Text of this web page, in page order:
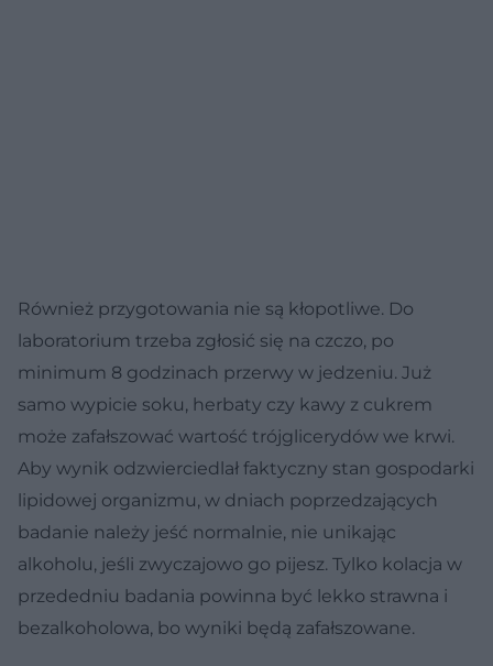
Również przygotowania nie są kłopotliwe. Do
laboratorium trzeba zgłosić się na czczo, po
minimum 8 godzinach przerwy w jedzeniu. Już
samo wypicie soku, herbaty czy kawy z cukrem
może zafałszować wartość trójglicerydów we krwi.
Aby wynik odzwierciedlał faktyczny stan gospodarki
lipidowej organizmu, w dniach poprzedzających
badanie należy jeść normalnie, nie unikając
alkoholu, jeśli zwyczajowo go pijesz. Tylko kolacja w
przededniu badania powinna być lekko strawna i
bezalkoholowa, bo wyniki będą zafałszowane.